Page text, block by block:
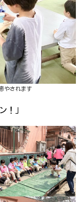
やされます
！」